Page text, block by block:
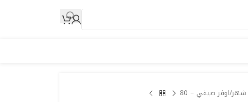
اوفر صيفي – 80